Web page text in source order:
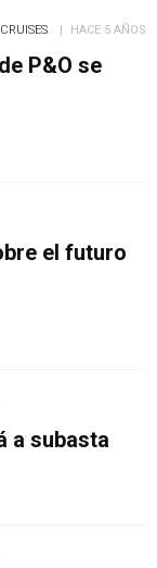
HACE 5 AÑOS
P&O se
el futuro
a subasta